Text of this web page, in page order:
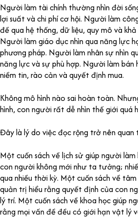
Người làm tài chính thường nhìn đời
lợi suất và chi phí cơ hội. Người làm
đề qua hệ thống, dữ liệu, quy mô và
Người làm giáo dục nhìn qua năng lực
phương pháp. Người làm nhân sự nhìn
năng lực và sự phù hợp. Người làm bán
niềm tin, rào cản và quyết định mua.
Không mô hình nào sai hoàn toàn.
hình, con người rất dễ nhìn thế giới quá
Đây là lý do việc đọc rộng trở nên quan
Một cuốn sách về lịch sử giúp người làm
con người không mới như ta tưởng;
qua nhiều thời kỳ. Một cuốn sách về
quản trị hiểu rằng quyết định của con
lý trí. Một cuốn sách về khoa học giúp
rằng mọi vấn đề đều có giới hạn vật lý